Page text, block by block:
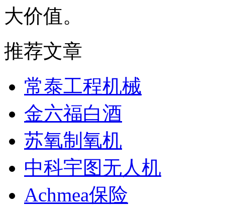
大价值。
推荐文章
常泰工程机械
金六福白酒
苏氧制氧机
中科宇图无人机
Achmea保险